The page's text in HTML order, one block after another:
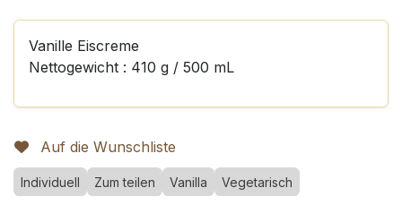
Vanille Eiscreme
Nettogewicht : 410 g / 500 mL
Auf die Wunschliste
Individuell Zum teilen Vanilla Vegetarisch